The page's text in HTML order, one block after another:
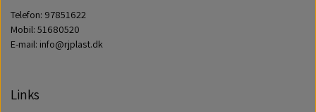
Telefon: 97851622
Mobil: 51680520
E-mail: info@rjplast.dk
Links